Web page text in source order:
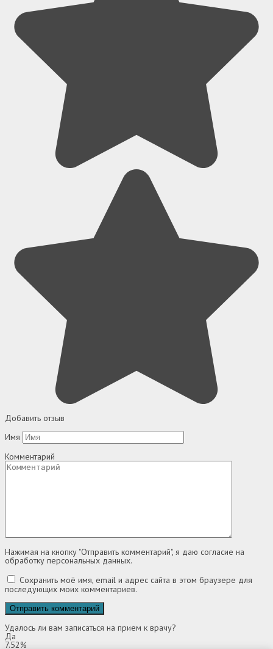
Добавить отзыв
Имя
Комментарий
Нажимая на кнопку "Отправить комментарий", я даю согласие на
обработку персональных данных.
Сохранить моё имя, email и адрес сайта в этом браузере для
последующих моих комментариев.
Удалось ли вам записаться на прием к врачу?
Да
7.52%